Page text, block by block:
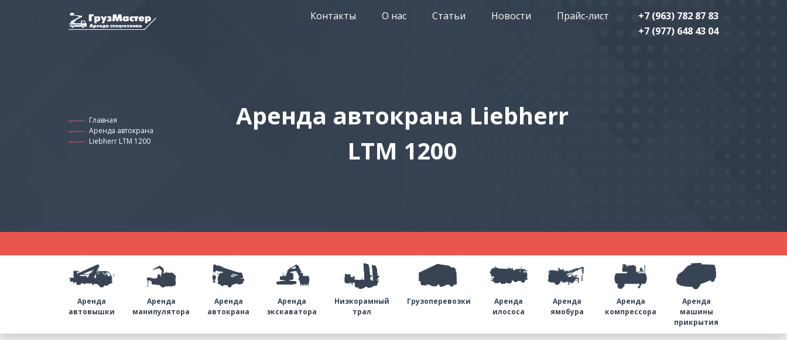
Контакты О нас Статьи Новости Прайс-лист
+7 (963) 782 87 83
+7 (977) 648 43 04
Аренда автокрана Liebherr
LTM 1200
Главная
Аренда автокрана
Liebherr LTM 1200
Аренда
автовышки
Аренда
манипулятора
Аренда
автокрана
Аренда
экскаватора
Низкорамный
трал
Грузоперевозки
Аренда
илососа
Аренда
ямобура
Аренда
компрессора
Аренда
машины
прикрытия